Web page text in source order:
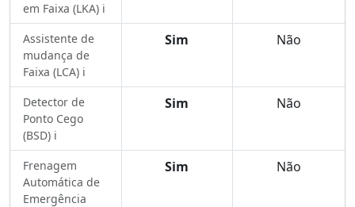
em Faixa (LKA) ℹ️
Assistente de
mudança de
Faixa (LCA) ℹ️
Sim Não
Detector de
Ponto Cego
(BSD) ℹ️
Sim Não
Frenagem
Automática de
Emergência
Sim Não